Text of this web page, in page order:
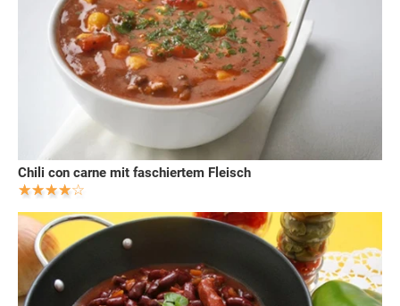
Chili con carne mit faschiertem Fleisch